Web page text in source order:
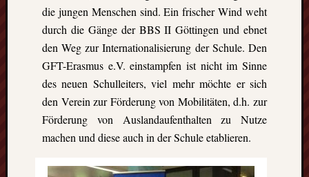
die jungen Menschen sind. Ein frischer Wind weht
durch die Gänge der BBS II Göttingen und ebnet
den Weg zur Internationalisierung der Schule. Den
GFT-Erasmus e.V. einstampfen ist nicht im Sinne
des neuen Schulleiters, viel mehr möchte er sich
den Verein zur Förderung von Mobilitäten, d.h. zur
Förderung von Auslandaufenthalten zu Nutze
machen und diese auch in der Schule etablieren.